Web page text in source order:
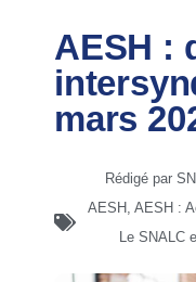
AESH :
mars
Rédigé par
AESH , AESH :
Le SNALC